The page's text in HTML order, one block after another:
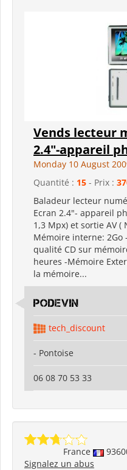
Vends lecteur
2.4"-appareil
Monday 10 August
Quantité : 15 - Prix :
Baladeur lecteur
Ecran 2.4"- appareil
1,3 Mpx) et sortie AV (
Mémoire interne: 2Go
qualité CD sur
heures -Mémoire
la mémoire...
Podevin
tech_discount
- Pontoise
06 08 70 53 33
France
Signalez un abus